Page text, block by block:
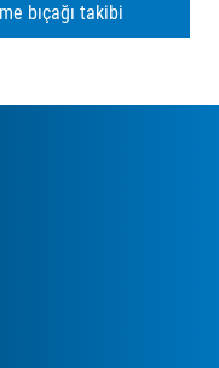
bıçağı takibi